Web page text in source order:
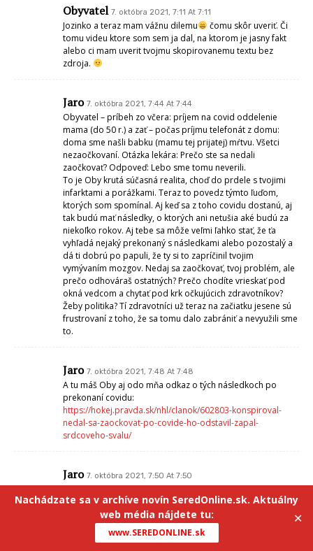
Nachádzate sa v archíve novín SeredOnline.sk. Aktuálny
web média nájdete tu:
www.SEREDONLINE.sk
✕
Obyvatel 7. októbra 2021, 7:11 At 7:11
Jozinko a teraz mam vážnu dilemu
čomu skôr uveriť. Či
tomu videu ktore som sem ja dal, na ktorom je jasny fakt
alebo ci mam uverit tvojmu skopirovanemu textu bez
zdroja.
Jaro 7. októbra 2021, 7:44 At 7:44
Obyvatel – príbeh zo včera: príjem na covid oddelenie
mama (do 50 r.) a zať – počas príjmu telefonát z domu:
doma sme našli babku (mamu tej prijatej) mŕtvu. Všetci
nezaočkovaní. Otázka lekára: Prečo ste sa nedali
zaočkovať? Odpoveď: Lebo sme tomu neverili.
To je Oby krutá súčasná realita, choď do prdele s tvojimi
infarktami a porážkami. Teraz to povedz týmto ľuďom,
ktorých som spomínal. Aj keď sa z toho covidu dostanú, aj
tak budú mať následky, o ktorých ani netušia aké budú za
niekoľko rokov. Aj tebe sa môže veľmi ľahko stať, že ťa
vyhľadá nejaký prekonaný s následkami alebo pozostalý a
dá ti dobrú po papuli, že ty si to zapríčinil tvojim
vymývaním mozgov. Nedaj sa zaočkovať, tvoj problém, ale
prečo odhováraš ostatných? Prečo chodíte vrieskať pod
okná vedcom a chytať pod krk očkujúcich zdravotníkov?
Žeby politika? Tí zdravotníci už teraz na začiatku jesene sú
frustrovaní z toho, že sa tomu dalo zabrániť a nevyužili sme
to.
Jaro 7. októbra 2021, 7:48 At 7:48
A tu máš Oby aj odo mňa odkaz o tých následkoch po
prekonaní covidu:
https://hokej.pravda.sk/nhl/clanok/602803-konspiroval-
nedal-sa-zaockovat-po-covide-ho-odstavil-zapal-
srdcoveho-svalu/
Jaro 7. októbra 2021, 7:50 At 7:50
… a ani tento skvelý mladý človek-športovec očkovaný
nebol:
https://sport.pravda.sk/loptove-hry/clanok/602952-smutna-
sprava-vo-veku-32-rokov-zomrel-michal-maslik/?
utm_source=pravda&utm_medium=hp-box-